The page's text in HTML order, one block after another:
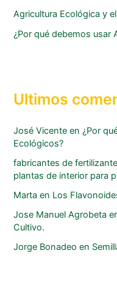
Agricultura Ecológica y
¿Por qué debemos usar
Ultimos
José Vicente en¿Por
Ecológicos?
fabricantes de
plantas de interior para
Marta en Los
Jose Manuel Agrobeta
Cultivo.
Jorge Bonadeo en